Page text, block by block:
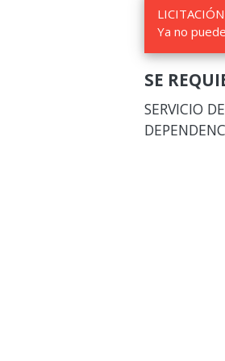
Ya no
SE
SERVICIO